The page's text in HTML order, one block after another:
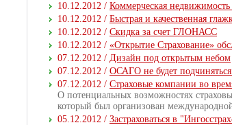
10.12.2012 / Коммерческая недвижимость
10.12.2012 / Быстрая и качественная
10.12.2012 / Скидка за счет ГЛОНАСС
10.12.2012 / «Открытие Страхование»
07.12.2012 / Дизайн под открытым небом
07.12.2012 / ОСАГО не будет
07.12.2012 / Страховые компании во
О потенциальных возможностях
который был организован
05.12.2012 / Застраховаться в